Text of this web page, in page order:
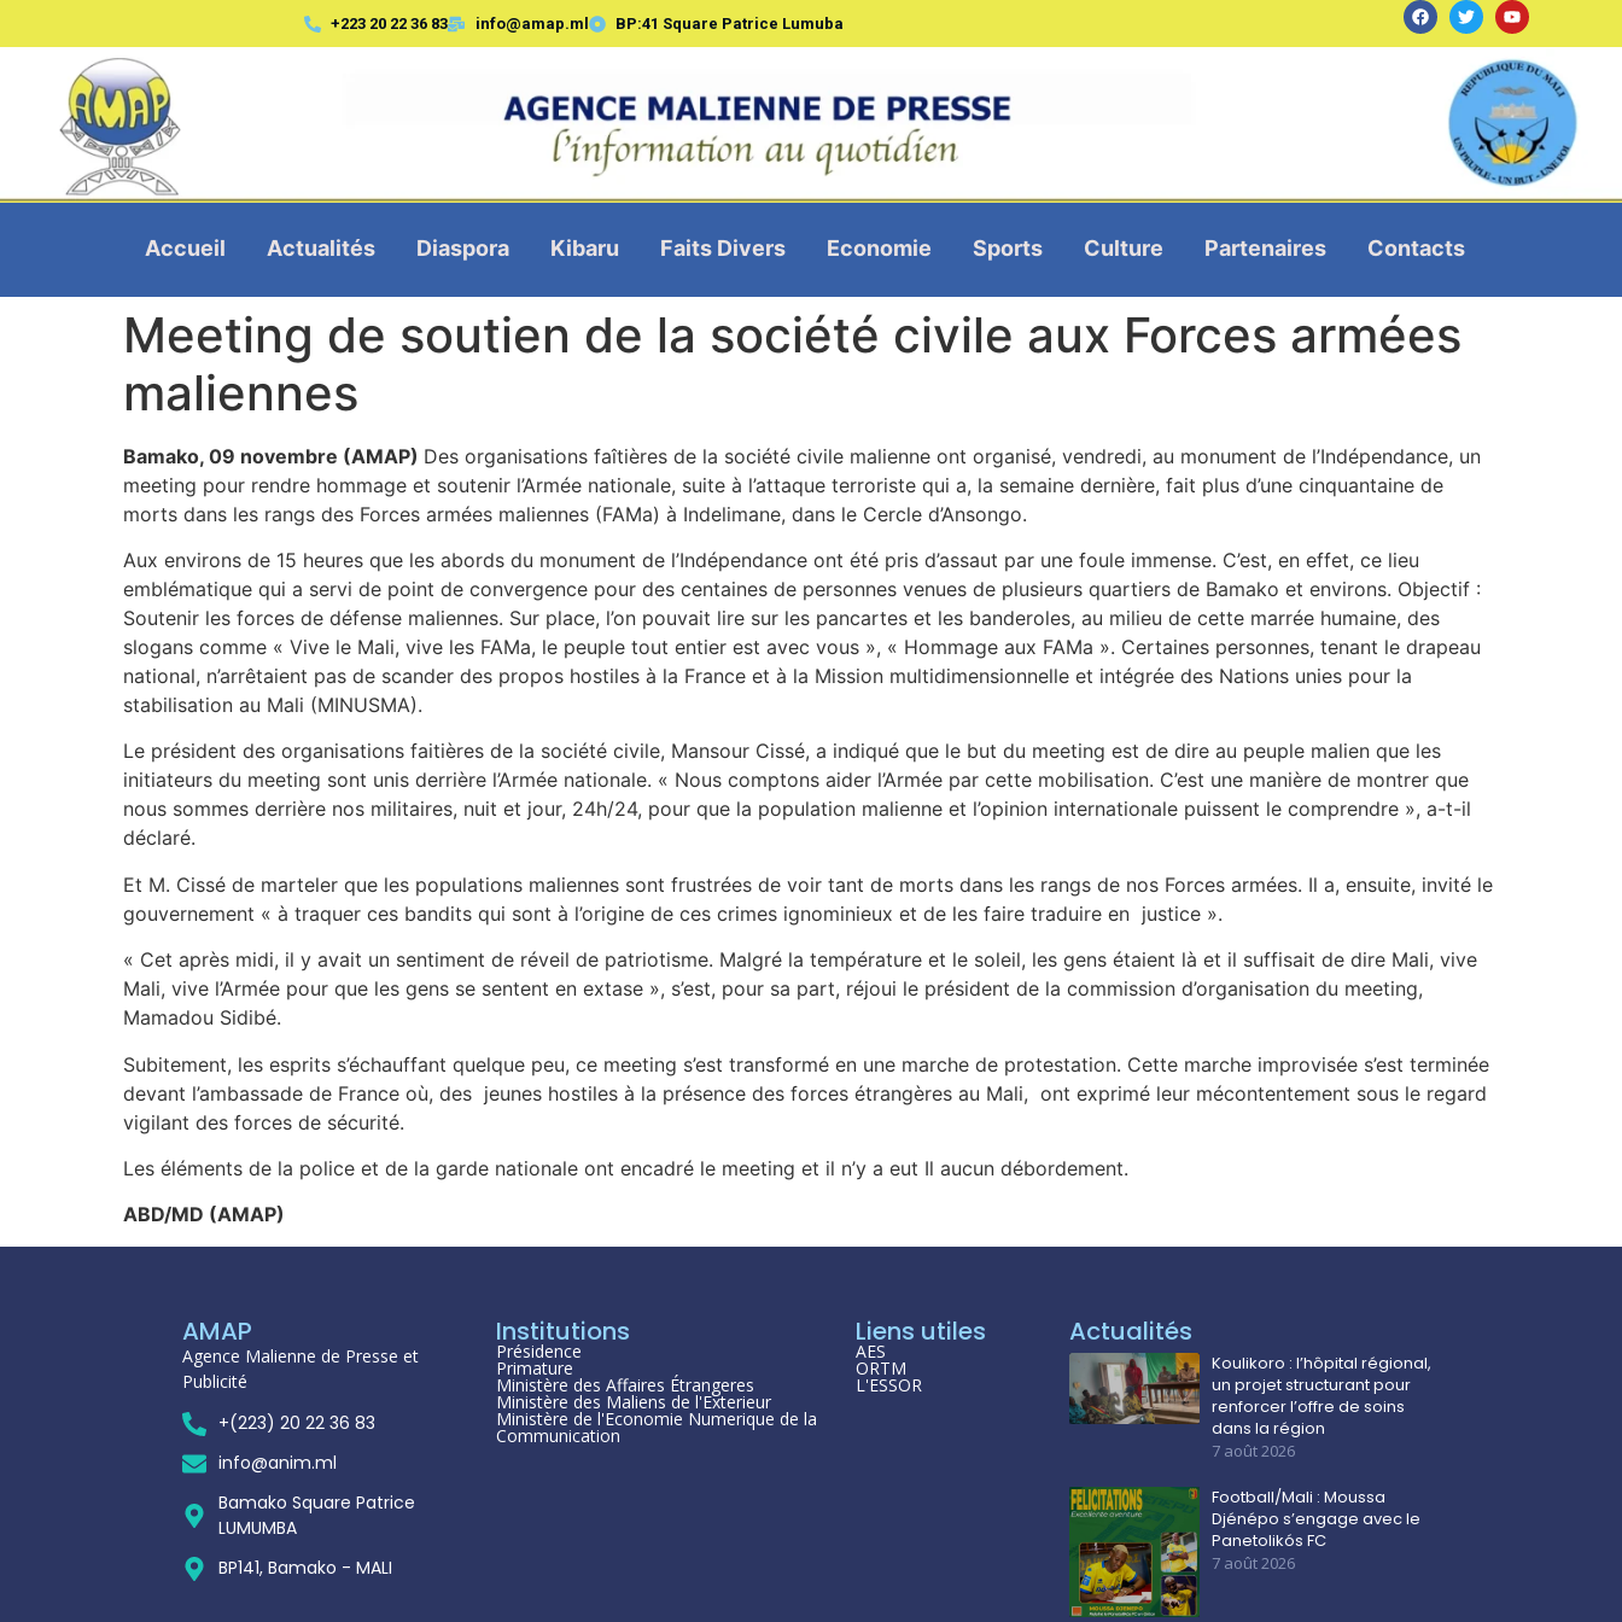
+223 20 22 36 83 info@amap.ml BP:41 Square Patrice Lumuba
Accueil Actualités Diaspora Kibaru Faits Divers Economie Sports Culture Partenaires Contacts
Meeting de soutien de la société civile aux Forces armées
maliennes
Bamako, 09 novembre (AMAP) Des organisations faîtières de la société civile malienne ont organisé, vendredi, au monument de l’Indépendance, un
meeting pour rendre hommage et soutenir l’Armée nationale, suite à l’attaque terroriste qui a, la semaine dernière, fait plus d’une cinquantaine de
morts dans les rangs des Forces armées maliennes (FAMa) à Indelimane, dans le Cercle d’Ansongo.
Aux environs de 15 heures que les abords du monument de l’Indépendance ont été pris d’assaut par une foule immense. C’est, en effet, ce lieu
emblématique qui a servi de point de convergence pour des centaines de personnes venues de plusieurs quartiers de Bamako et environs. Objectif :
Soutenir les forces de défense maliennes. Sur place, l’on pouvait lire sur les pancartes et les banderoles, au milieu de cette marrée humaine, des
slogans comme « Vive le Mali, vive les FAMa, le peuple tout entier est avec vous », « Hommage aux FAMa ». Certaines personnes, tenant le drapeau
national, n’arrêtaient pas de scander des propos hostiles à la France et à la Mission multidimensionnelle et intégrée des Nations unies pour la
stabilisation au Mali (MINUSMA).
Le président des organisations faitières de la société civile, Mansour Cissé, a indiqué que le but du meeting est de dire au peuple malien que les
initiateurs du meeting sont unis derrière l’Armée nationale. « Nous comptons aider l’Armée par cette mobilisation. C’est une manière de montrer que
nous sommes derrière nos militaires, nuit et jour, 24h/24, pour que la population malienne et l’opinion internationale puissent le comprendre », a-t-il
déclaré.
Et M. Cissé de marteler que les populations maliennes sont frustrées de voir tant de morts dans les rangs de nos Forces armées. Il a, ensuite, invité le
gouvernement « à traquer ces bandits qui sont à l’origine de ces crimes ignominieux et de les faire traduire en justice ».
« Cet après midi, il y avait un sentiment de réveil de patriotisme. Malgré la température et le soleil, les gens étaient là et il suffisait de dire Mali, vive
Mali, vive l’Armée pour que les gens se sentent en extase », s’est, pour sa part, réjoui le président de la commission d’organisation du meeting,
Mamadou Sidibé.
Subitement, les esprits s’échauffant quelque peu, ce meeting s’est transformé en une marche de protestation. Cette marche improvisée s’est terminée
devant l’ambassade de France où, des jeunes hostiles à la présence des forces étrangères au Mali, ont exprimé leur mécontentement sous le regard
vigilant des forces de sécurité.
Les éléments de la police et de la garde nationale ont encadré le meeting et il n’y a eut Il aucun débordement.
ABD/MD (AMAP)
AMAP
Agence Malienne de Presse et
Publicité
+(223) 20 22 36 83
info@anim.ml
Bamako Square Patrice
LUMUMBA
BP141, Bamako - MALI
Institutions
Présidence
Primature
Ministère des Affaires Étrangeres
Ministère des Maliens de l'Exterieur
Ministère de l'Economie Numerique de la
Communication
Liens utiles
AES
ORTM
L'ESSOR
Actualités
Koulikoro : l’hôpital régional,
un projet structurant pour
renforcer l’offre de soins
dans la région
7 août 2026
Football/Mali : Moussa
Djénépo s’engage avec le
Panetolikós FC
7 août 2026